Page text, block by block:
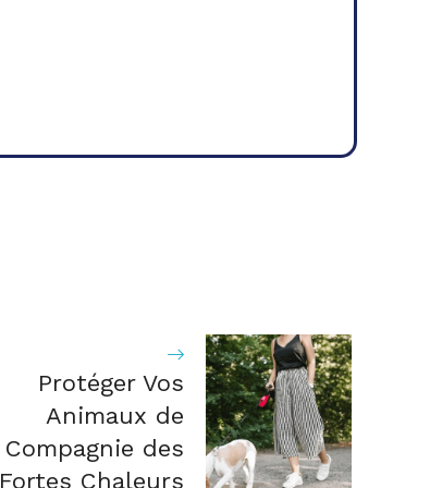
Protéger Vos
Animaux de
Compagnie des
Fortes Chaleurs